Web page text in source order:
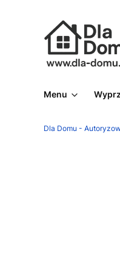
Menu
Dla Domu -